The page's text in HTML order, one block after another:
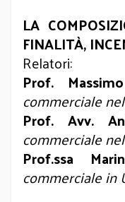
LA
FINALITÀ,
Relatori:
Prof.
commerciale
Prof. Avv.
commerciale
Prof.ssa
commerciale in